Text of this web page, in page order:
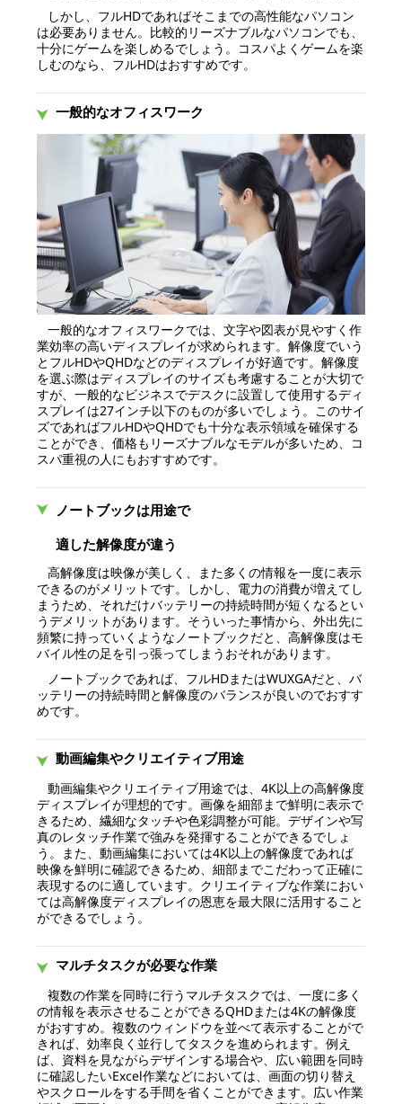
しかし、フルHDであればそこまでの高性能なパソコン
は必要ありません。比較的リーズナブルなパソコンでも、
十分にゲームを楽しめるでしょう。コスパよくゲームを楽
しむのなら、フルHDはおすすめです。
一般的なオフィスワーク
一般的なオフィスワークでは、文字や図表が見やすく作
業効率の高いディスプレイが求められます。解像度でいう
とフルHDやQHDなどのディスプレイが好適です。解像度
を選ぶ際はディスプレイのサイズも考慮することが大切で
すが、一般的なビジネスでデスクに設置して使用するディ
スプレイは27インチ以下のものが多いでしょう。このサイ
ズであればフルHDやQHDでも十分な表示領域を確保する
ことができ、価格もリーズナブルなモデルが多いため、コ
スパ重視の人にもおすすめです。
ノートブックは用途で
適した解像度が違う
高解像度は映像が美しく、また多くの情報を一度に表示
できるのがメリットです。しかし、電力の消費が増えてし
まうため、それだけバッテリーの持続時間が短くなるとい
うデメリットがあります。そういった事情から、外出先に
頻繁に持っていくようなノートブックだと、高解像度はモ
バイル性の足を引っ張ってしまうおそれがあります。
ノートブックであれば、フルHDまたはWUXGAだと、バ
ッテリーの持続時間と解像度のバランスが良いのでおすす
めです。
動画編集やクリエイティブ用途
動画編集やクリエイティブ用途では、4K以上の高解像度
ディスプレイが理想的です。画像を細部まで鮮明に表示で
きるため、繊細なタッチや色彩調整が可能。デザインや写
真のレタッチ作業で強みを発揮することができるでしょ
う。また、動画編集においては4K以上の解像度であれば
映像を鮮明に確認できるため、細部までこだわって正確に
表現するのに適しています。クリエイティブな作業におい
ては高解像度ディスプレイの恩恵を最大限に活用すること
ができるでしょう。
マルチタスクが必要な作業
複数の作業を同時に行うマルチタスクでは、一度に多く
の情報を表示させることができるQHDまたは4Kの解像度
がおすすめ。複数のウィンドウを並べて表示することがで
きれば、効率良く並行してタスクを進められます。例え
ば、資料を見ながらデザインする場合や、広い範囲を同時
に確認したいExcel作業などにおいては、画面の切り替え
やスクロールをする手間を省くことができます。広い作業